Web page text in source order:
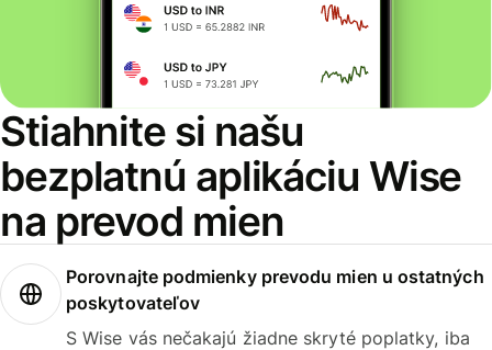
Stiahnite si našu
bezplatnú aplikáciu Wise
na prevod mien
Porovnajte podmienky prevodu mien u ostatných
poskytovateľov
S Wise vás nečakajú žiadne skryté poplatky, iba